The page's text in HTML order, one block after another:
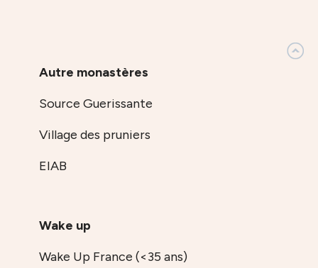
Autre monastères
Source Guerissante
Village des pruniers
EIAB
Wake up
Wake Up France (<35 ans)